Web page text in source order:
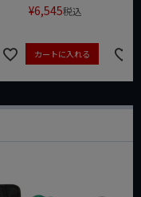
¥6,545税込
カートに入れる